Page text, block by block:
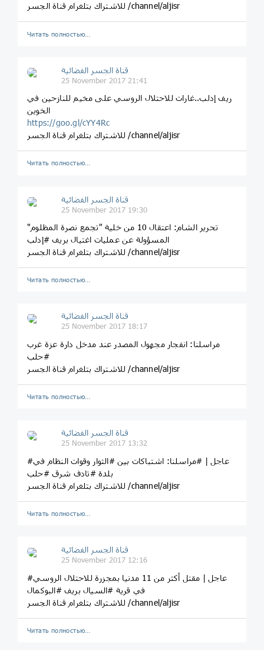
للاشتراك بتلغرام قناة الجسر /channel/aljisr
Читать полностью…
قناة الجسر الفضائية
25 November 2017 21:41
ريف إدلب..غارات للاحتلال الروسي على مخيم للنازحين في
الخوين
https://goo.gl/cYY4Rc
للاشتراك بتلغرام قناة الجسر /channel/aljisr
Читать полностью…
قناة الجسر الفضائية
25 November 2017 19:30
تحرير الشام: اعتقال 10 من خلية "تجمع نصرة المظلوم"
المسؤولة عن عمليات اغتيال بريف #إدلب
للاشتراك بتلغرام قناة الجسر /channel/aljisr
Читать полностью…
قناة الجسر الفضائية
25 November 2017 18:17
مراسلنا: انفجار مجهول المصدر عند مدخل دارة عزة غرب
#حلب
للاشتراك بتلغرام قناة الجسر /channel/aljisr
Читать полностью…
قناة الجسر الفضائية
25 November 2017 13:32
#عاجل | #مراسلنا: اشتباكات بين #الثوار وقوات النظام في
بلدة #تادف شرق #حلب
للاشتراك بتلغرام قناة الجسر /channel/aljisr
Читать полностью…
قناة الجسر الفضائية
25 November 2017 12:16
#عاجل | مقتل أكثر من 11 مدنيا بمجزرة للاحتلال الروسي
في قرية #السيال بريف #البوكمال
للاشتراك بتلغرام قناة الجسر /channel/aljisr
Читать полностью…